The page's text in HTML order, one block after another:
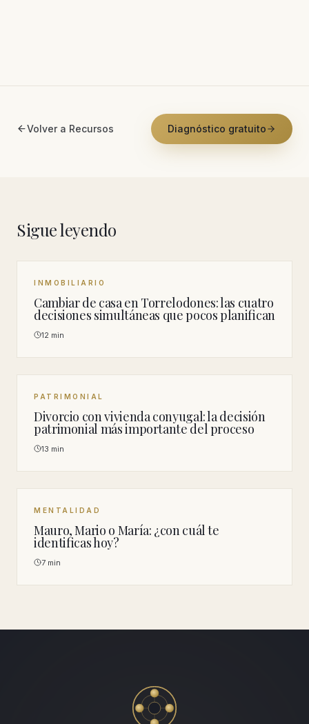
Volver a Recursos Diagnóstico gratuito
Sigue leyendo
INMOBILIARIO
Cambiar de casa en Torrelodones: las cuatro
decisiones simultáneas que pocos planifican
12 min
PATRIMONIAL
Divorcio con vivienda conyugal: la decisión
patrimonial más importante del proceso
13 min
MENTALIDAD
Mauro, Mario o María: ¿con cuál te
identificas hoy?
7 min